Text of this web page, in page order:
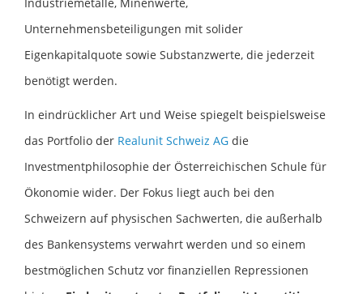
Unternehmensbeteiligungen mit solider
Eigenkapitalquote sowie Substanzwerte, die jederzeit
benötigt werden.
In eindrücklicher Art und Weise spiegelt beispielsweise
das Portfolio der Realunit Schweiz AG die
Investmentphilosophie der Österreichischen Schule für
Ökonomie wider. Der Fokus liegt auch bei den
Schweizern auf physischen Sachwerten, die außerhalb
des Bankensystems verwahrt werden und so einem
bestmöglichen Schutz vor finanziellen Repressionen